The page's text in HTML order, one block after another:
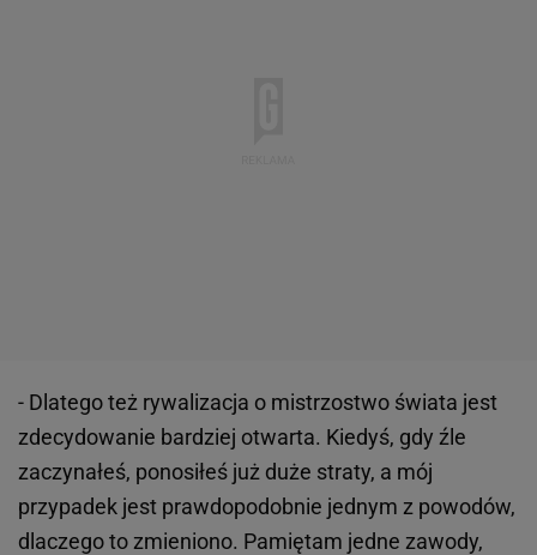
- Dlatego też rywalizacja o mistrzostwo świata jest
zdecydowanie bardziej otwarta. Kiedyś, gdy źle
zaczynałeś, ponosiłeś już duże straty, a mój
przypadek jest prawdopodobnie jednym z powodów,
dlaczego to zmieniono. Pamiętam jedne zawody,